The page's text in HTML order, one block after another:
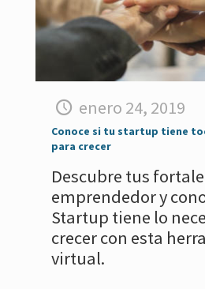
enero 24, 2019
Conoce si tu startup tiene
para crecer
Descubre tus
emprendedor y
Startup tiene lo
crecer con esta
virtual.